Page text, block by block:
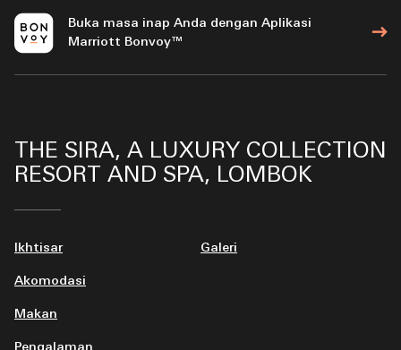
Buka masa inap Anda dengan Aplikasi
Marriott Bonvoy™
THE SIRA, A LUXURY COLLECTION
RESORT AND SPA, LOMBOK
Ikhtisar
Akomodasi
Makan
Galeri